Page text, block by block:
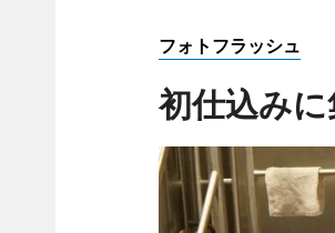
フォトフラッシュ
初仕込み